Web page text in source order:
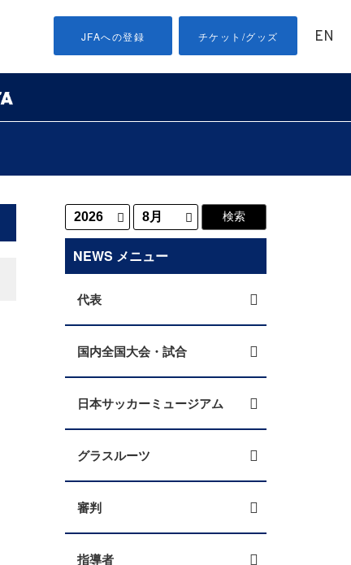
JFAへの登録 チケット/グッズ EN
NEWS メニュー
代表
国内全国大会・試合
日本サッカーミュージアム
グラスルーツ
審判
指導者